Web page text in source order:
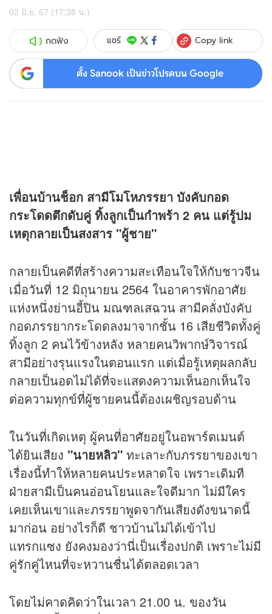
02 มิ.ย. 67 (17:38 น.)
กดฟัง แชร์ Copy link
ตั้ง Sanook เป็นข่าวโปรดบน Google
เพื่อนบ้านช็อก สามีโมโหภรรยา บังคับกอด
กระโดดตึกดับคู่ ทิ้งลูกเป็นกำพร้า 2 คน แต่รู้ปม
เหตุกลายเป็นสงสาร "ผู้ชาย"
กลายเป็นคดีที่สร้างความสะเทือนใจให้กับชาวจีน
เมื่อวันที่ 12 มิถุนายน 2564 ในอาคารพักอาศัย
แห่งหนึ่งย่านอี้ปิน มณฑลเสฉวน สามีคลั่งบังคับ
กอดภรรยากระโดดลงมาจากชั้น 16 เสียชีวิตทั้งคู่
ทิ้งลูก 2 คนไว้ข้างหลัง หลายคนวิพากษ์วิจารณ์
สามีอย่างรุนแรงในตอนแรก แต่เมื่อรู้เหตุผลกลับ
กลายเป็นอดไม่ได้ที่จะแสดงความเห็นอกเห็นใจ
ต่อความทุกข์ที่ผู้ชายคนนี้ต้องเผชิญรอบด้าน
ในวันที่เกิดเหตุ ผู้คนที่อาศัยอยู่ในอพาร์ตเมนต์
ได้ยินเสียง "นายหลิว" ทะเลาะกับภรรยาของเขา
เรื่องนี้ทำให้หลายคนประหลาดใจ เพราะเดิมที
ฝ่ายสามีเป็นคนอ่อนโยนและใจดีมาก ไม่มีใคร
เคยเห็นเขาและภรรยาพูดจากันเสียงดังขนาดนี้
มาก่อน อย่างไรก็ดี ชาวบ้านไม่ได้เข้าไป
แทรกแซง ยังคงมองว่านี่เป็นเรื่องปกติ เพราะไม่มี
คู่รักคู่ไหนที่จะหวานชื่นได้ตลอดเวลา
โดยไม่คาดคิดว่าในเวลา 21.00 น. ของวัน